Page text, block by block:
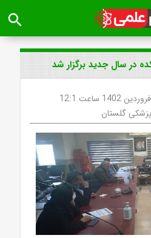
search
در سال جدید برگزار شد
گلستان